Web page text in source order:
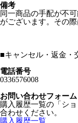
備考
同一商品の手配が不
がございます。その
■キャンセル・返金・
電話番号
0336576008
お問い合わせフォーム
購入履歴一覧の「シ
合わせください。
購入履歴一覧